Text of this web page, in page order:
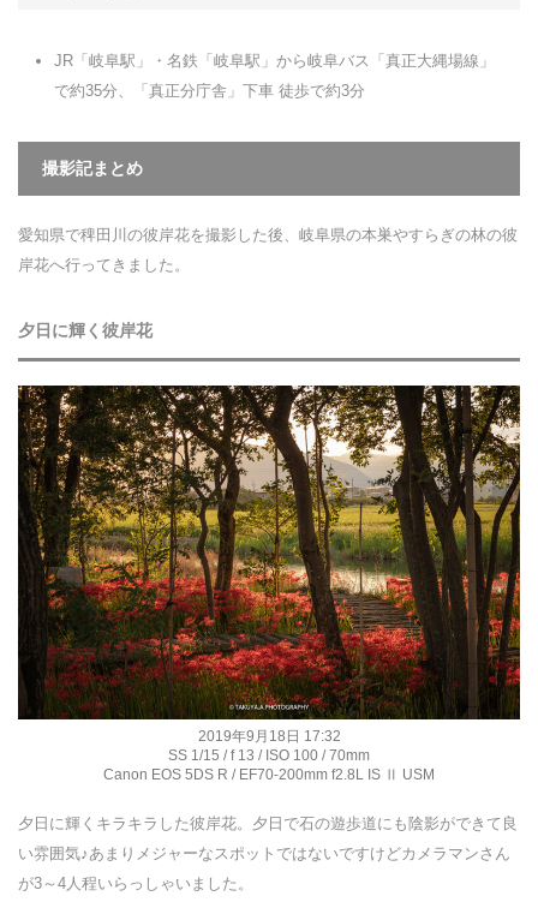
JR「岐阜駅」・名鉄「岐阜駅」から岐阜バス「真正大縄場線」
で約35分、「真正分庁舎」下車 徒歩で約3分
撮影記まとめ
愛知県で稗田川の彼岸花を撮影した後、岐阜県の本巣やすらぎの林の彼
岸花へ行ってきました。
夕日に輝く彼岸花
2019年9月18日 17:32
SS 1/15 / f 13 / ISO 100 / 70mm
Canon EOS 5DS R / EF70-200mm f2.8L IS Ⅱ USM
夕日に輝くキラキラした彼岸花。夕日で石の遊歩道にも陰影ができて良
い雰囲気♪あまりメジャーなスポットではないですけどカメラマンさん
が3～4人程いらっしゃいました。